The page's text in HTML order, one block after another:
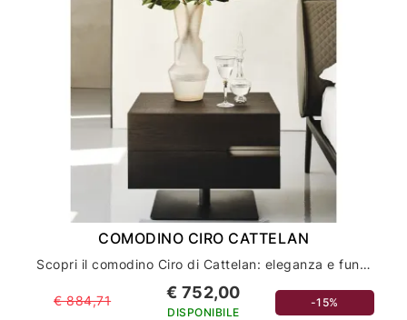
COMODINO CIRO CATTELAN
Scopri il comodino Ciro di Cattelan: eleganza e funzionalità per l'arredamento della tua casa
€ 884,71 € 752,00
DISPONIBILE
-15%